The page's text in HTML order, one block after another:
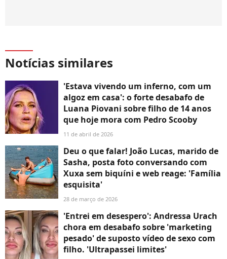
Notícias similares
'Estava vivendo um inferno, com um
algoz em casa': o forte desabafo de
Luana Piovani sobre filho de 14 anos
que hoje mora com Pedro Scooby
11 de abril de 2026
Deu o que falar! João Lucas, marido de
Sasha, posta foto conversando com
Xuxa sem biquíni e web reage: 'Família
esquisita'
28 de março de 2026
'Entrei em desespero': Andressa Urach
chora em desabafo sobre 'marketing
pesado' de suposto vídeo de sexo com
filho. 'Ultrapassei limites'